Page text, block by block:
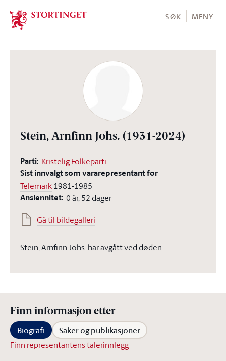
Stortinget.no
SØK MENY
Stein, Arnfinn Johs. (1931-2024)
Parti: Kristelig Folkeparti
Sist innvalgt som vararepresentant for
Telemark1981-1985
Ansiennitet: 0 år, 52 dager
Gå til bildegalleri
Stein, Arnfinn Johs. har avgått ved døden.
Finn informasjon etter
Biografi Saker og publikasjoner
Finn representantens talerinnlegg